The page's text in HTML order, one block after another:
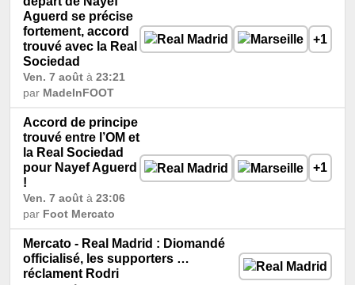
Aguerd se précise
fortement, accord
trouvé avec la Real
Sociedad
Ven. 7 août à 23:21
par MadeInFOOT
+1
Accord de principe
trouvé entre l’OM et
la Real Sociedad
pour Nayef Aguerd
!
Ven. 7 août à 23:06
par Foot Mercato
+1
Mercato - Real Madrid : Diomandé
officialisé, les supporters …
réclament Rodri